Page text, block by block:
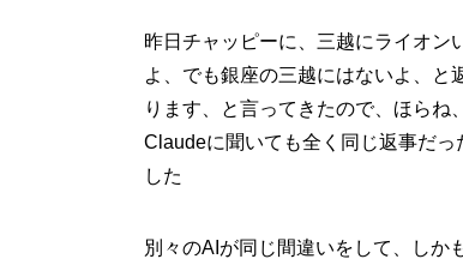
昨日チャッピーに、三越にライオン
よ、でも銀座の三越にはないよ、と
ります、と言ってきたので、ほらね
Claudeに聞いても全く同じ返事だ
した
別々のAIが同じ間違いをして、しか